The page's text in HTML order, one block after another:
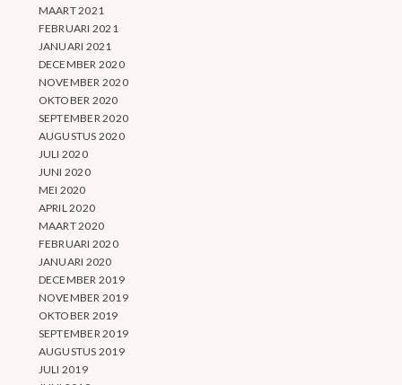
MAART 2021
FEBRUARI 2021
JANUARI 2021
DECEMBER 2020
NOVEMBER 2020
OKTOBER 2020
SEPTEMBER 2020
AUGUSTUS 2020
JULI 2020
JUNI 2020
MEI 2020
APRIL 2020
MAART 2020
FEBRUARI 2020
JANUARI 2020
DECEMBER 2019
NOVEMBER 2019
OKTOBER 2019
SEPTEMBER 2019
AUGUSTUS 2019
JULI 2019